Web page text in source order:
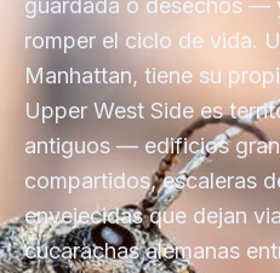
guardada o desechos —
romper el ciclo de vida.
Manhattan, tiene su
Upper West Side es
antiguos — edificios
compartidos, escaleras
envejecidas que dejan
cucarachas alemanas